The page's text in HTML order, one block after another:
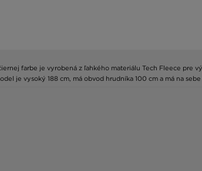
farbe je vyrobená z ľahkého materiálu Tech Fleece pre
je vysoký 188 cm, má obvod hrudníka 100 cm a má na